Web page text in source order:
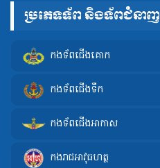
ប្រភេទទ័ព និងទ័ពជំនាញ
កងទ័ពជើងគោក
កងទ័ពជើងទឹក
កងទ័ពជើងអាកាស
កងរាជអាវុធហត្ថ